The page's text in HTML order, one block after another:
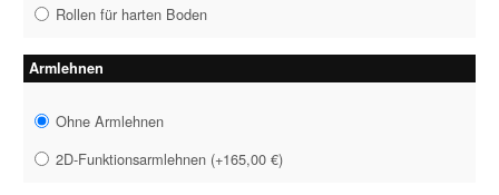
Rollen für harten Boden
Armlehnen
Ohne Armlehnen
2D-Funktionsarmlehnen (+165,00 €)